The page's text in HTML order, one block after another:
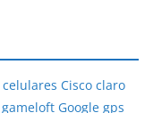
celulares Cisco claro
gameloft Google gps